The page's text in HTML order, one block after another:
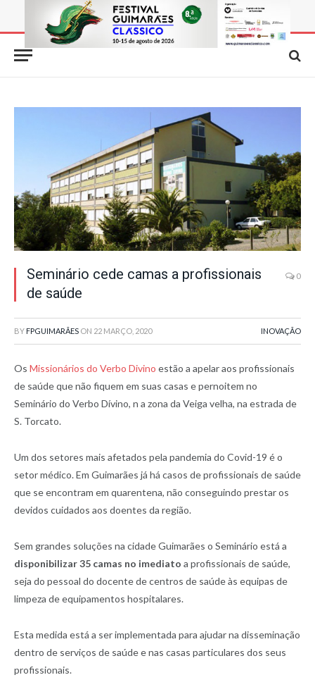
Seminário cede camas a profissionais
de saúde
0
BY FPGUIMARÃES ON 22 MARÇO, 2020 INOVAÇÃO
Os Missionários do Verbo Divino estão a apelar aos profissionais
de saúde que não fiquem em suas casas e pernoitem no
Seminário do Verbo Dívino, n a zona da Veiga velha, na estrada de
S. Torcato.
Um dos setores mais afetados pela pandemia do Covid-19 é o
setor médico. Em Guimarães já há casos de profissionais de saúde
que se encontram em quarentena, não conseguindo prestar os
devidos cuidados aos doentes da região.
Sem grandes soluções na cidade Guimarães o Seminário está a
disponibilizar 35 camas no imediato a profissionais de saúde,
seja do pessoal do docente de centros de saúde às equipas de
limpeza de equipamentos hospitalares.
Esta medida está a ser implementada para ajudar na disseminação
dentro de serviços de saúde e nas casas particulares dos seus
profissionais.